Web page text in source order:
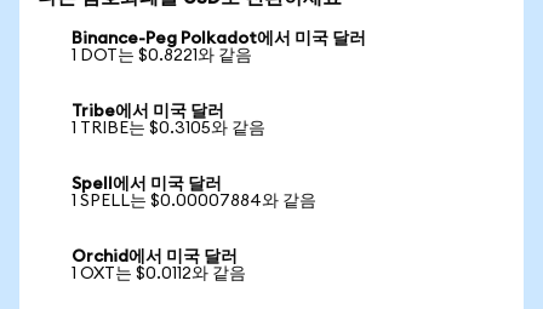
Binance-Peg Polkadot에서 미국 달러
1 DOT는 $0.8221와 같음
Tribe에서 미국 달러
1 TRIBE는 $0.3105와 같음
Spell에서 미국 달러
1 SPELL는 $0.00007884와 같음
Orchid에서 미국 달러
1 OXT는 $0.0112와 같음